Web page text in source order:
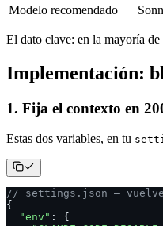
Modelo recomendado
El dato clave: en la mayoría
Implementación:
1. Fija el contexto en
Estas dos variables, en tu
// settings.json — vuelve
{
  "env"
: {